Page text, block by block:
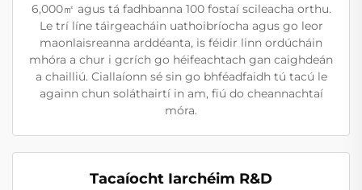
6,000㎡ agus tá fadhbanna 100 fostaí scileacha orthu.
Le trí líne táirgeacháin uathoibríocha agus go leor
maonlaisreanna arddéanta, is féidir linn ordúcháin
mhóra a chur i gcrích go héifeachtach gan caighdeán
a chailliú. Ciallaíonn sé sin go bhféadfaidh tú tacú le
againn chun soláthairtí in am, fiú do cheannachtaí
móra.
Tacaíocht Iarchéim R&D